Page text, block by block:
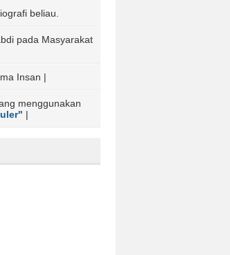
beliau.
pada Masyarakat
Insan |
menggunakan
|